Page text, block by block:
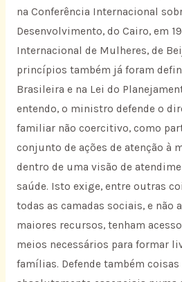
na Conferência Internacional
Desenvolvimento, do Cairo, em
Internacional de Mulheres, de
princípios também já foram
Brasileira e na Lei do
entendo, o ministro defende o
familiar não coercitivo, como
conjunto de ações de atenção à
dentro de uma visão de
saúde. Isto exige, entre outras
todas as camadas sociais, e não
maiores recursos, tenham
meios necessários para formar
famílias. Defende também coisas